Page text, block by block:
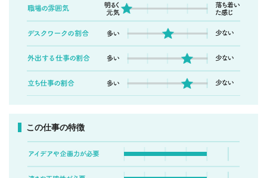
この仕事の特徴